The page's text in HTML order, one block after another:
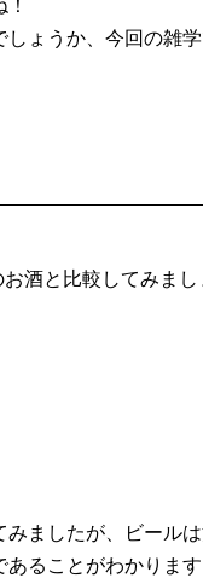
ょうか、今回の雑
酒と比較してみまし
ましたが、ビール
ることがわかります